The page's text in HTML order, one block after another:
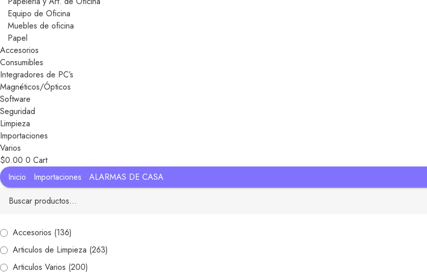
Equipo de Oficina
Muebles de oficina
Papel
Accesorios
Consumibles
Integradores de PC’s
Magnéticos/Ópticos
Software
Seguridad
Limpieza
Importaciones
Varios
$0.00 0 Cart
Inicio
Importaciones
ALARMAS DE CASA
por:
Accesorios (136)
Articulos de Limpieza (263)
Articulos Varios (200)